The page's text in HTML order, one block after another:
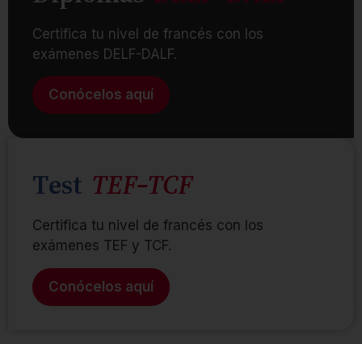
Certifica tu nivel de francés con los
exámenes DELF-DALF.
Conócelos aquí
Test TEF-TCF
Certifica tu nivel de francés con los
exámenes TEF y TCF.
Conócelos aquí